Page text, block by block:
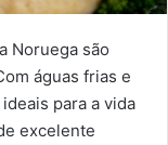
Noruega são
águas frias e
para a vida
excelente